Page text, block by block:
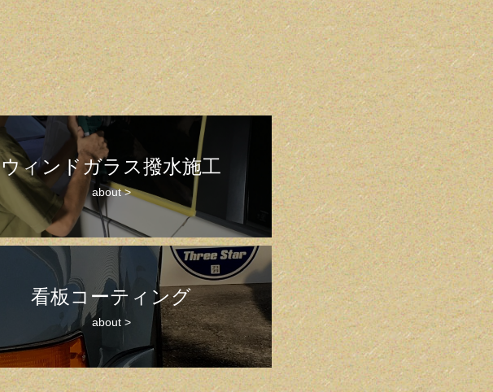
ウィンドガラス撥水施工
about >
看板コーティング
about >